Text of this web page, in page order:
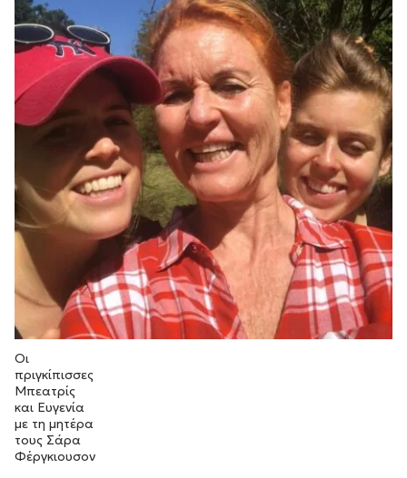
Οι
πριγκίπισσες
Μπεατρίς
και Ευγενία
με τη μητέρα
τους Σάρα
Φέργκιουσον